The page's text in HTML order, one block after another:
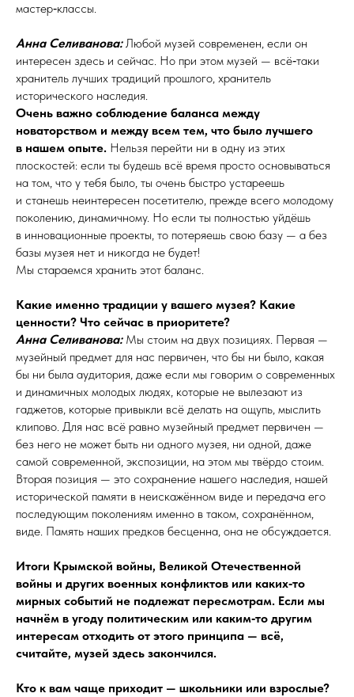
мастер‑классы.
Анна Селиванова:Любой музей современен, если он
интересен здесь и сейчас. Но при этом музей — всё‑таки
хранитель лучших традиций прошлого, хранитель
исторического наследия.
Очень важно соблюдение баланса между
новаторством и между всем тем, что было лучшего
в нашем опыте. Нельзя перейти ни в одну из этих
плоскостей: если ты будешь всё время просто основываться
на том, что у тебя было, ты очень быстро устареешь
и станешь неинтересен посетителю, прежде всего молодому
поколению, динамичному. Но если ты полностью уйдёшь
в инновационные проекты, то потеряешь свою базу — а без
базы музея нет и никогда не будет!
Мы стараемся хранить этот баланс.
Какие именно традиции у вашего музея? Какие
ценности? Что сейчас в приоритете?
Анна Селиванова:Мы стоим на двух позициях. Первая —
музейный предмет для нас первичен, что бы ни было, какая
бы ни была аудитория, даже если мы говорим о современных
и динамичных молодых людях, которые не вылезают из
гаджетов, которые при­вык­ли всё делать на ощупь, мыслить
клипово. Для нас всё равно музейный предмет первичен —
без него не может быть ни одного музея, ни одной, даже
самой современной, экспозиции, на этом мы твёрдо стоим.
Вторая позиция — это сохранение нашего наследия, нашей
исторической памяти в не­иска­жён­ном виде и передача его
последующим поколениям именно в таком, сохранённом,
виде. Память наших предков бесценна, она не обсуждается.
Итоги Крымской войны, Великой Отечественной
войны и других военных конфликтов или каких‑то
мирных событий не подлежат пересмотрам. Если мы
начнём в угоду политическим или каким‑то другим
интересам отходить от этого принципа — всё,
считайте, музей здесь закончился.
Кто к вам чаще приходит — школьники или взрослые?